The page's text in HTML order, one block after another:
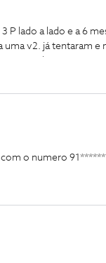
P lado a lado e a 6
uma v2. já tentaram
que pague por
o numero